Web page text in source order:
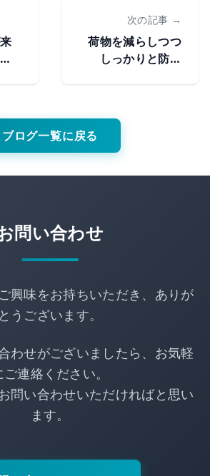
次の記事 →
荷物を減らしつつ
しっかりと防寒
ブログ一覧に戻る
問い合わせ
興味をお持ちいただき、ありが
とうございます。
わせがございましたら、お気軽
ご連絡ください。
問い合わせいただければと思い
ます。